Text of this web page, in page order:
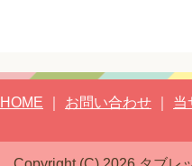
HOME お問い合わせ 当